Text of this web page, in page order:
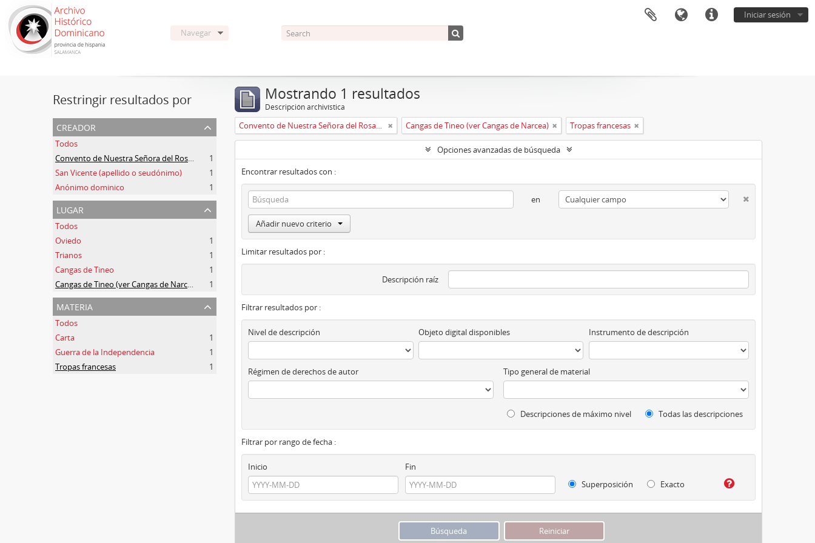
Iniciar sesión
Navegar
Restringir resultados por
creador
Todos
Convento de Nuestra Señora del Rosario de Oviedo
1
San Vicente (apellido o seudónimo)
1
Anónimo dominico
1
lugar
Todos
Oviedo
1
Trianos
1
Cangas de Tineo
1
Cangas de Tineo (ver Cangas de Narcea)
1
materia
Todos
Carta
1
Guerra de la Independencia
1
Tropas francesas
1
Mostrando 1 resultados
Descripción archivística
Convento de Nuestra Señora del Rosario de Oviedo Cangas de Tineo (ver Cangas de Narcea) Tropas francesas
Opciones avanzadas de búsqueda
Encontrar resultados con :
en
Añadir nuevo criterio
Limitar resultados por :
Descripción raíz
Filtrar resultados por :
Nivel de descripción Objeto digital disponibles Instrumento de descripción
Régimen de derechos de autor Tipo general de material
Descripciones de máximo nivel Todas las descripciones
Filtrar por rango de fecha :
Inicio
Fin
Superposición
Exacto